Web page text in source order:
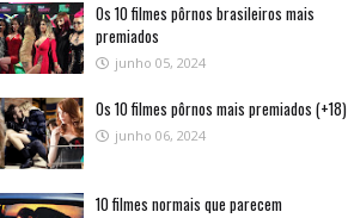
Os 10 filmes pôrnos brasileiros mais
premiados
junho 05, 2024
Os 10 filmes pôrnos mais premiados (+18)
junho 06, 2024
10 filmes normais que parecem